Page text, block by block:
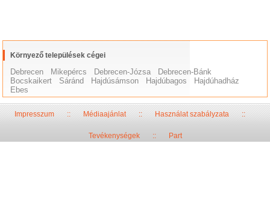
Környező települések cégei
Debrecen Mikepércs Debrecen-Józsa
Debrecen-Bánk
Bocskaikert
Sáránd Hajdúsámson Hajdúbagos
Hajdúhadház
Ebes
Impresszum::Médiaajánlat::Használat szabályzata::
Tevékenységek:: Part